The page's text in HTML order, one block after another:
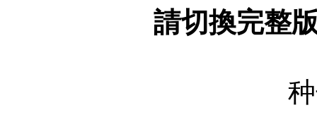
請切換完整